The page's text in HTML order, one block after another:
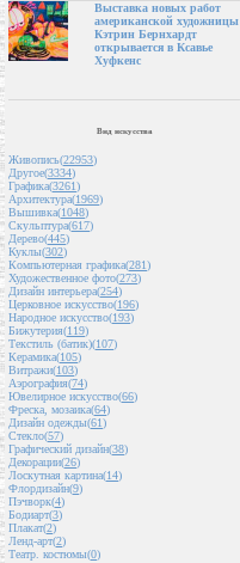
Выставка новых работ
американской художницы
Кэтрин Бернхардт
открывается в Ксавье
Хуфкенс
Вид искусства
Живопись(22953)
Другое(3334)
Графика(3261)
Архитектура(1969)
Вышивка(1048)
Скульптура(617)
Дерево(445)
Куклы(302)
Компьютерная графика(281)
Художественное фото(273)
Дизайн интерьера(254)
Церковное искусство(196)
Народное искусство(193)
Бижутерия(119)
Текстиль (батик)(107)
Керамика(105)
Витражи(103)
Аэрография(74)
Ювелирное искусство(66)
Фреска, мозаика(64)
Дизайн одежды(61)
Стекло(57)
Графический дизайн(38)
Декорации(26)
Лоскутная картина(14)
Флордизайн(9)
Пэчворк(4)
Бодиарт(3)
Плакат(2)
Ленд-арт(2)
Театр. костюмы(0)